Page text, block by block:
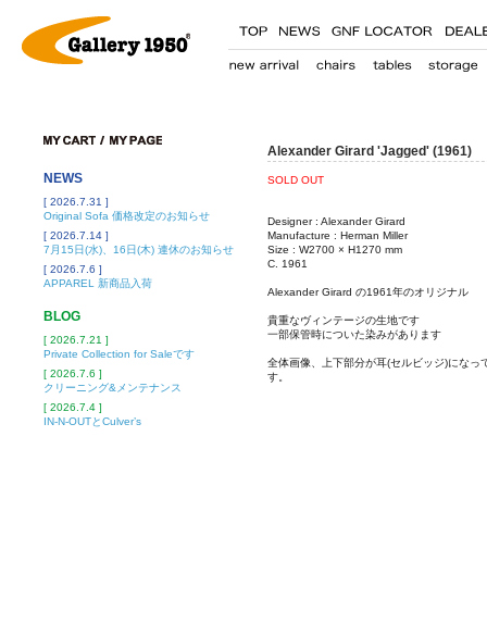
NEWS
[ 2026.7.31 ]
Original Sofa 価格改定のお知らせ
[ 2026.7.14 ]
7月15日(水)、16日(木) 連休のお知らせ
[ 2026.7.6 ]
APPAREL 新商品入荷
BLOG
[ 2026.7.21 ]
Private Collection for Saleです
[ 2026.7.6 ]
クリーニング&メンテナンス
[ 2026.7.4 ]
IN-N-OUTとCulver’s
Alexander Girard 'Jagged' (1961)
SOLD OUT
Designer : Alexander Girard
Manufacture : Herman Miller
Size : W2700 × H1270 mm
C. 1961
Alexander Girard の1961年のオリジナル
貴重なヴィンテージの生地です
一部保管時についた染みがあります
全体画像、上下部分が耳(セルビッジ)になっ
す。